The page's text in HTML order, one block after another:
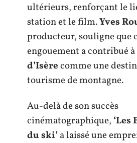
ultérieurs, renforçant le
station et le film.Yves
producteur, souligne que
engouement a contribué
d’Isèrecomme une
tourisme de montagne.
Au-delà de son succès
cinématographique,
du ski’a laissé une